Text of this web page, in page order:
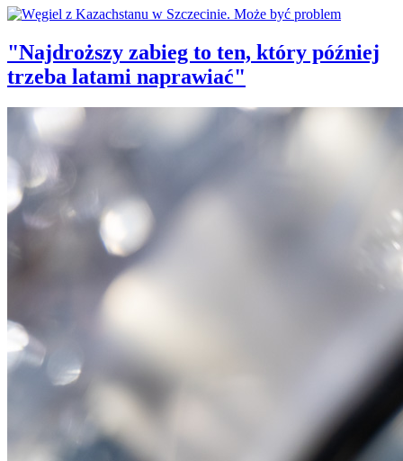
"Najdroższy zabieg to ten, który później
trzeba latami naprawiać"